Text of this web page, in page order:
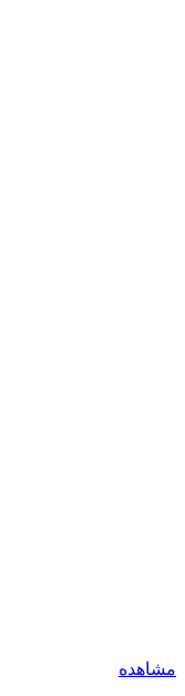
مشاهده